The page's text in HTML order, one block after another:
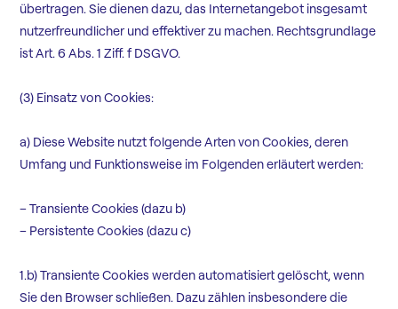
übertragen. Sie dienen dazu, das Internetangebot insgesamt
nutzerfreundlicher und effektiver zu machen. Rechtsgrundlage
ist Art. 6 Abs. 1 Ziff. f DSGVO.
(3) Einsatz von Cookies:
a) Diese Website nutzt folgende Arten von Cookies, deren
Umfang und Funktionsweise im Folgenden erläutert werden:
– Transiente Cookies (dazu b)
– Persistente Cookies (dazu c)
1.b) Transiente Cookies werden automatisiert gelöscht, wenn
Sie den Browser schließen. Dazu zählen insbesondere die